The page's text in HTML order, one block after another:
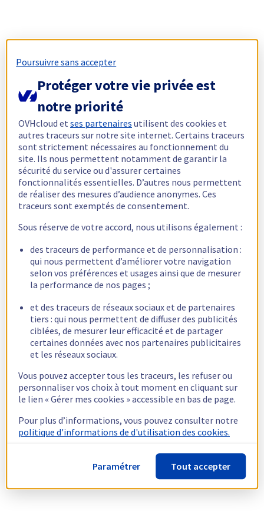
Poursuivre sans accepter
Protéger votre vie privée est
notre priorité
OVHcloud etses partenaires utilisent des cookies et
autres traceurs sur notre site internet. Certains traceurs
sont strictement nécessaires au fonctionnement du
site. Ils nous permettent notamment de garantir la
sécurité du service ou d'assurer certaines
fonctionnalités essentielles. D’autres nous permettent
de réaliser des mesures d’audience anonymes. Ces
traceurs sont exemptés de consentement.
Sous réserve de votre accord, nous utilisons également :
des traceurs de performance et de personnalisation :
qui nous permettent d’améliorer votre navigation
selon vos préférences et usages ainsi que de mesurer
la performance de nos pages ;
et des traceurs de réseaux sociaux et de partenaires
tiers : qui nous permettent de diffuser des publicités
ciblées, de mesurer leur efficacité et de partager
certaines données avec nos partenaires publicitaires
et les réseaux sociaux.
Vous pouvez accepter tous les traceurs, les refuser ou
personnaliser vos choix à tout moment en cliquant sur
le lien « Gérer mes cookies » accessible en bas de page.
Pour plus d’informations, vous pouvez consulter notre
politique d'informations de d'utilisation des cookies.
Paramétrer Tout accepter